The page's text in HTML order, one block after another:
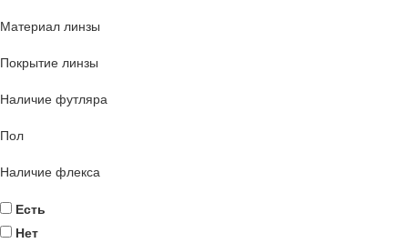
Материал линзы
Покрытие линзы
Наличие футляра
Пол
Наличие флекса
Есть
Нет